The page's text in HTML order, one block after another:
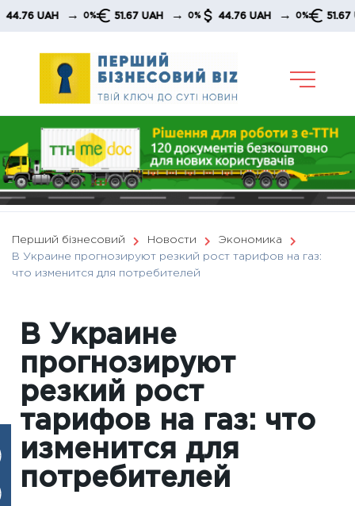
Skip
UAH → 0% 51.67 UAH → 0% 44.76 UAH → 0% 51.67 UAH
Перший бізнесовий Новости
Экономика
В Украине прогнозируют резкий рост тарифов на газ:
что изменится для потребителей
В Украине
прогнозируют
резкий рост
тарифов на газ: что
изменится для
потребителей